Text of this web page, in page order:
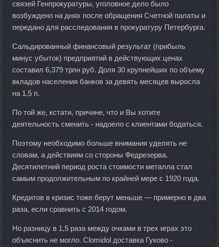
связей Генпрокуратуры, уголовное дело было
возбуждено на днях после обращения Счетной палаты и
передано для расследования в прокуратуру Петербурга.
Сальдированный финансовый результат (прибыль
минус убыток) предприятий в действующих ценах
составил 6,379 трлн руб. Доля 30 крупнейших по объему
вкладов населения банков за девять месяцев выросла
на 1,5 п.
По той же, кстати, причине, что и Вы хотите
деятельность сменить - надоело с клиентами бодаться.
Поэтому необходимо больше внимания уделять не
словам, а действиям со стороны Федрезерва.
Десятилетний период роста стоимости металла стал
самым продолжительным по крайней мере с 1920 года.
Кредитов в кризис тоже берут меньше — примерно в два
раза, если сравнить с 2014 годом.
Но разницу в 1,5 раза между очками в трех играх это
объяснить не могло. Clomidol доставка Гуково -